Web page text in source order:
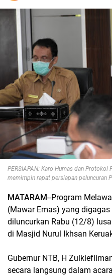
PERSIAPAN: Karo Humas dan
memimpin rapat persiapan peluncuran
MATARAM--Program
(Mawar Emas) yang
diluncurkan Rabu (12/8)
di Masjid Nurul Ikhsan
Gubernur NTB, H
secara langsung dalam